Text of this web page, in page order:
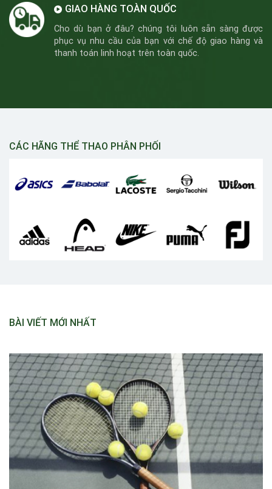
GIAO HÀNG TOÀN QUỐC
Cho dù bạn ở đâu? chúng tôi luôn sẵn sàng được
phục vụ nhu cầu của bạn với chế độ giao hàng và
thanh toán linh hoạt trên toàn quốc.
CÁC HÃNG THỂ THAO PHÂN PHỐI
BÀI VIẾT MỚI NHẤT